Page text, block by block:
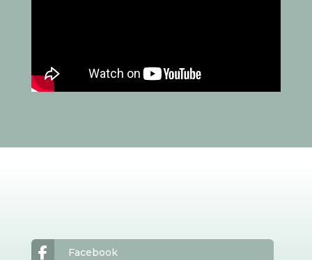
Facebook